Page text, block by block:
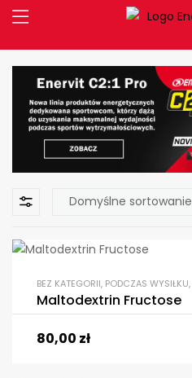
BEZ KATEGORII, PODCZAS WYSIŁKU,
Maltodextrin Fructose
80,00 zł